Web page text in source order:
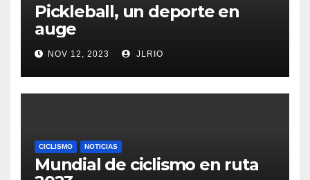
Pickleball, un deporte en
auge
NOV 12, 2023 JLRIO
CICLISMO NOTICIAS
Mundial de ciclismo en ruta